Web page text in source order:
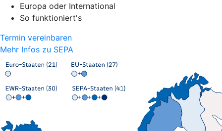
Europa oder International
So funktioniert's
Termin vereinbaren
Mehr Infos zu SEPA